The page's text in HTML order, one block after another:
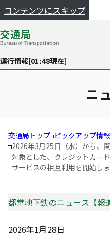
コンテンツにスキップ
運行情報[01:48現在]
ニ
交通局トップ ピックアップ情報
2026年3月25日（水）から、
対象とした、 クレジットカー
サービスの相互利用を開始し
都営地下鉄のニュース【報
2026年1月28日